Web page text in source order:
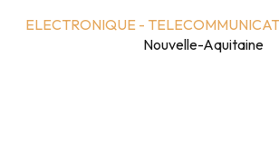
ELECTRONIQUE -
Nouvelle-Aquitaine